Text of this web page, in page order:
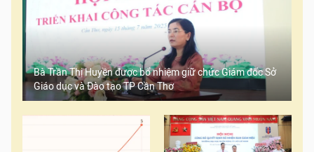
Bà Trần Thị Huyền được bổ nhiệm giữ chức Giám đốc Sở
Giáo dục và Đào tạo TP Cần Thơ